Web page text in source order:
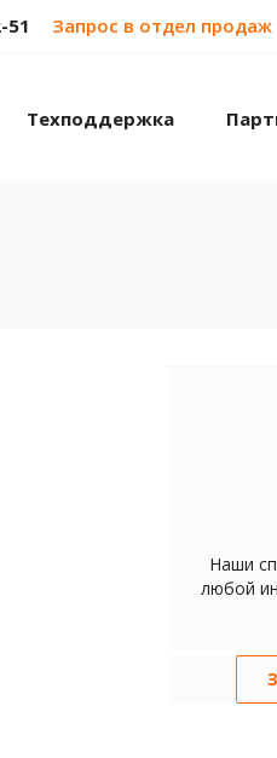
51 Запрос в отдел продаж
Техподдержка
Наши
любой